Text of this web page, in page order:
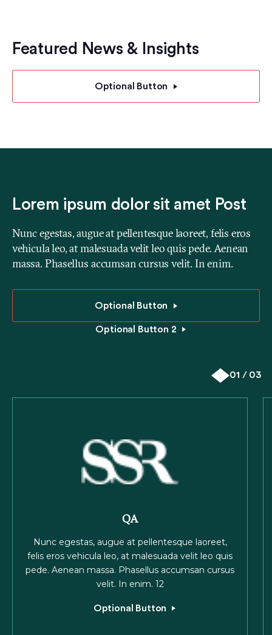
Featured News & Insights
Optional Button
Lorem ipsum dolor sit amet Post
Nunc egestas, augue at pellentesque laoreet, felis eros
vehicula leo, at malesuada velit leo quis pede. Aenean
massa. Phasellus accumsan cursus velit. In enim.
Optional Button
Optional Button 2
QA
Nunc egestas, augue at pellentesque laoreet,
felis eros vehicula leo, at malesuada velit leo quis
pede. Aenean massa. Phasellus accumsan cursus
velit. In enim. 12
Optional Button
01 / 03